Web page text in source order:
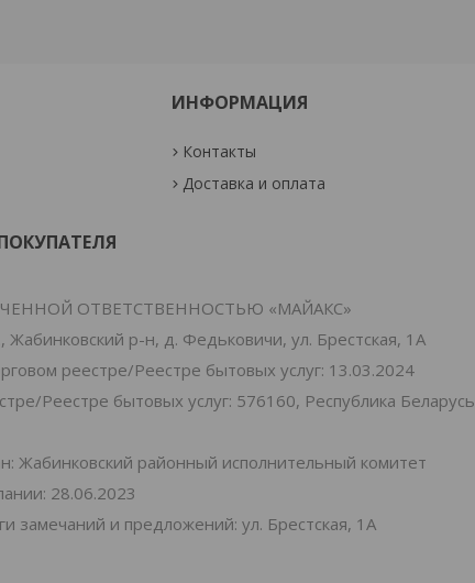
ИНФОРМАЦИЯ
Контакты
Доставка и оплата
ОТВЕТСТВЕННОСТЬЮ «МАЙАКС»
Жабинковский р-н, д. Федьковичи, ул. Брестская, 1А
реестре/Реестре бытовых услуг: 13.03.2024
Реестре бытовых услуг: 576160, Республика Беларусь
Жабинковский районный исполнительный комитет
28.06.2023
замечаний и предложений: ул. Брестская, 1А